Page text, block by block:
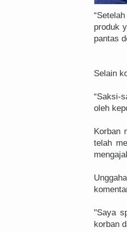
produk
pantas
Selain
“Saksi-
oleh
Korban
telah
"Saya
korban